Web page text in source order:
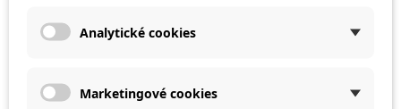
Opýtať sa otázku
Analytické cookies
Marketingové cookies